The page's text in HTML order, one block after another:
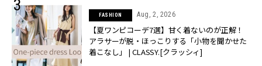
FASHION Aug, 2, 2026
【夏ワンピコーデ7選】甘く着ないのが正解！
アラサーが脱・ほっこりする「小物を聞かせた
着こなし」 | CLASSY.[クラッシィ]